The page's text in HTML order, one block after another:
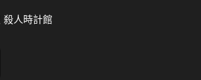
殺人時計館